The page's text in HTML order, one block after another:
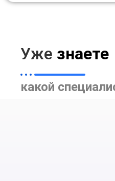
Уже знаете
какой